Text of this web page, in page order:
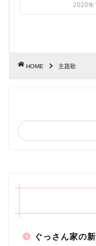
2020年
HOME 主題歌
ぐっさん家の